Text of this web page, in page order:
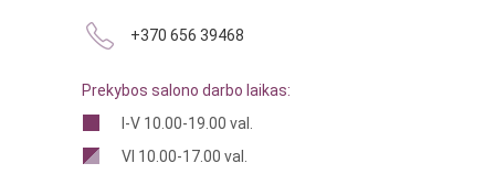
+370 656 39468
Prekybos salono darbo laikas:
I-V 10.00-19.00 val.
VI 10.00-17.00 val.